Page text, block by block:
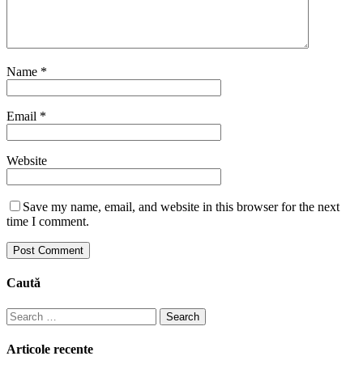
Name *
Email *
Website
Save my name, email, and website in this browser for the next
time I comment.
Caută
Search
for:
Articole recente